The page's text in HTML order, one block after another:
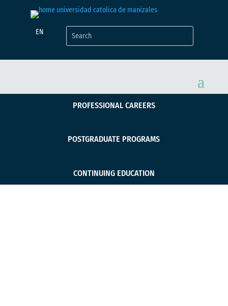
EN
PROFESSIONAL CAREERS
POSTGRADUATE PROGRAMS
CONTINUING EDUCATION